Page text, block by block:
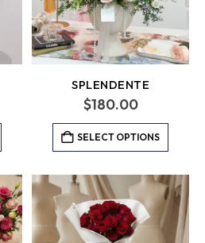
SPLENDENTE
$180.00
SELECT OPTIONS